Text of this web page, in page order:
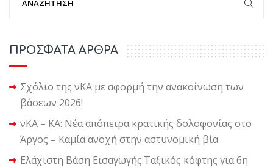
ΠΡΟΣΦΑΤΑ ΑΡΘΡΑ
Σχόλιο της νΚΑ με αφορμή την ανακοίνωση των
βάσεων 2026!
νΚΑ – ΚΑ: Νέα απόπειρα κρατικής δολοφονίας στο
Άργος – Καμία ανοχή στην αστυνομική βία
Ελάχιστη Βάση Εισαγωγής:Ταξικός κόφτης για 6η